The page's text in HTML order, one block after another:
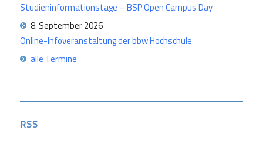
Studieninformationstage – BSP Open Campus Day
8. September 2026
Online-Infoveranstaltung der bbw Hochschule
alle Termine
RSS